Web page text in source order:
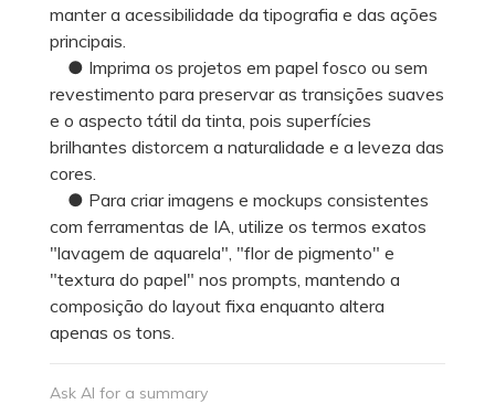
manter a acessibilidade da tipografia e das ações
principais.
● Imprima os projetos em papel fosco ou sem
revestimento para preservar as transições suaves
e o aspecto tátil da tinta, pois superfícies
brilhantes distorcem a naturalidade e a leveza das
cores.
● Para criar imagens e mockups consistentes
com ferramentas de IA, utilize os termos exatos
"lavagem de aquarela", "flor de pigmento" e
"textura do papel" nos prompts, mantendo a
composição do layout fixa enquanto altera
apenas os tons.
Ask AI for a summary